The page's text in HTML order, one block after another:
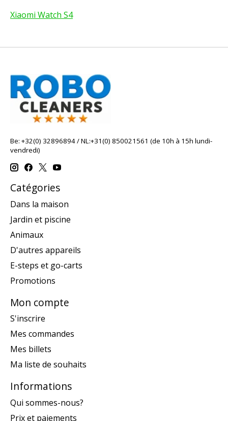
Xiaomi Watch S4
Be: +32(0) 32896894 / NL:+31(0) 850021561 (de 10h à 15h lundi-
vendredi)
Catégories
Dans la maison
Jardin et piscine
Animaux
D'autres appareils
E-steps et go-carts
Promotions
Mon compte
S'inscrire
Mes commandes
Mes billets
Ma liste de souhaits
Informations
Qui sommes-nous?
Prix et paiements